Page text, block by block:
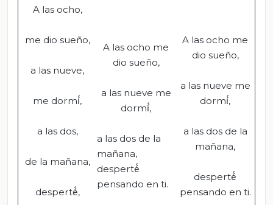
A las ocho,
me dio sueño,
a las nueve,
me dormí́,
a las dos,
de la mañana,
desperté́,
A las ocho me
dio sueño,
a las nueve me
dormí́,
a las dos de la
mañana,
desperté́
pensando en ti.
A las ocho me
dio sueño,
a las nueve me
dormí́,
a las dos de la
mañana,
desperté́
pensando en ti.